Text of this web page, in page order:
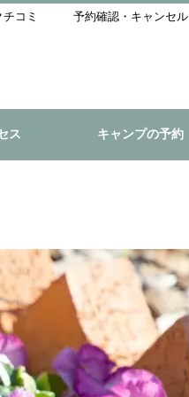
チコミ 予約確認・キャンセル
ス キャンプの予約